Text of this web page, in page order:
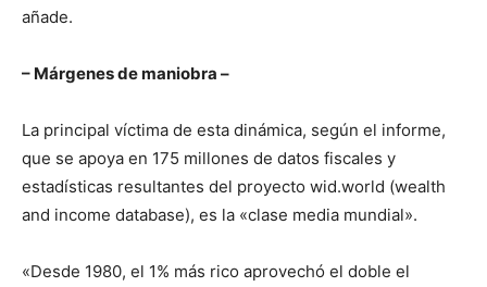
añade.
– Márgenes de maniobra –
La principal víctima de esta dinámica, según el informe,
que se apoya en 175 millones de datos fiscales y
estadísticas resultantes del proyecto wid.world (wealth
and income database), es la «clase media mundial».
«Desde 1980, el 1% más rico aprovechó el doble el